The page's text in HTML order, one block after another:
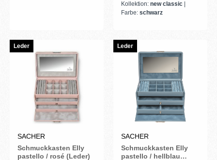
Kollektion: new classic
Farbe: schwarz
Leder
SACHER
Schmuckkasten Elly
pastello / rosé (Leder)
Leder
SACHER
Schmuckkasten Elly
pastello / hellblau